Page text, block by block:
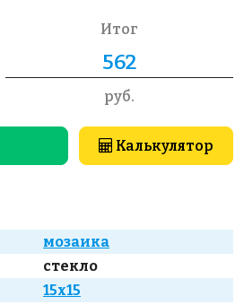
Итог
руб.
Калькулятор
мозаика
стекло
15x15